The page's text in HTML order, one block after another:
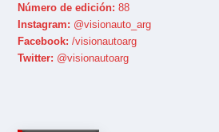
Número de edición: 88
Instagram: @visionauto_arg
Facebook: /visionautoarg
Twitter: @visionautoarg